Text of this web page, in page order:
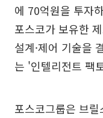
에 70억원을 투자
포스코가 보유한
설계·제어 기술을
는 '인텔리전트 팩
포스코그룹은 브